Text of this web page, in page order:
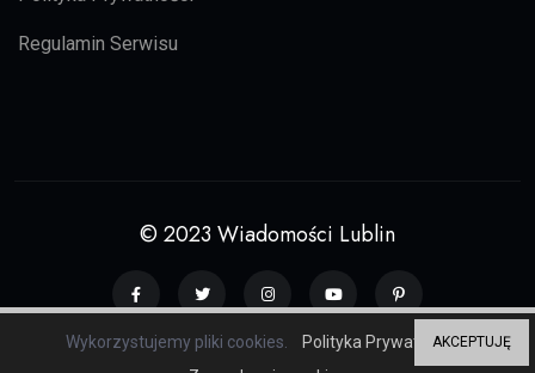
Regulamin Serwisu
© 2023 Wiadomości Lublin
Grupa serwisów regionalnych ZP20
Wykorzystujemy pliki cookies.
Polityka PrywatnościAKCEPTUJĘ